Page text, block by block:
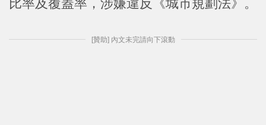
比率及覆蓋率，涉嫌違反《城市規劃法》。
[贊助] 內文未完請向下滾動